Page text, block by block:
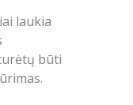
laukia
būti